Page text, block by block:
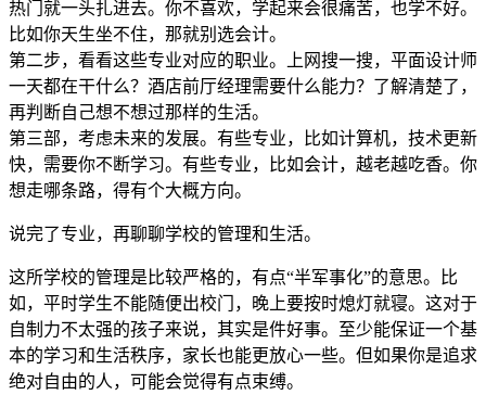
热门就一头扎进去。你不喜欢，学起来会很痛苦，也学不好。
比如你天生坐不住，那就别选会计。
第二步，看看这些专业对应的职业。上网搜一搜，平面设计师
一天都在干什么？酒店前厅经理需要什么能力？了解清楚了，
再判断自己想不想过那样的生活。
第三部，考虑未来的发展。有些专业，比如计算机，技术更新
快，需要你不断学习。有些专业，比如会计，越老越吃香。你
想走哪条路，得有个大概方向。
说完了专业，再聊聊学校的管理和生活。
这所学校的管理是比较严格的，有点“半军事化”的意思。比
如，平时学生不能随便出校门，晚上要按时熄灯就寝。这对于
自制力不太强的孩子来说，其实是件好事。至少能保证一个基
本的学习和生活秩序，家长也能更放心一些。但如果你是追求
绝对自由的人，可能会觉得有点束缚。